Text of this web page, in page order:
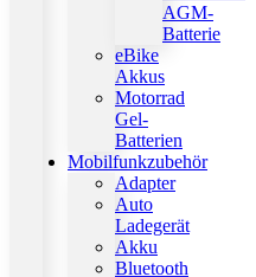
AGM-
Batterie
eBike
Akkus
Motorrad
Gel-
Batterien
Mobilfunkzubehör
Adapter
Auto
Ladegerät
Akku
Bluetooth